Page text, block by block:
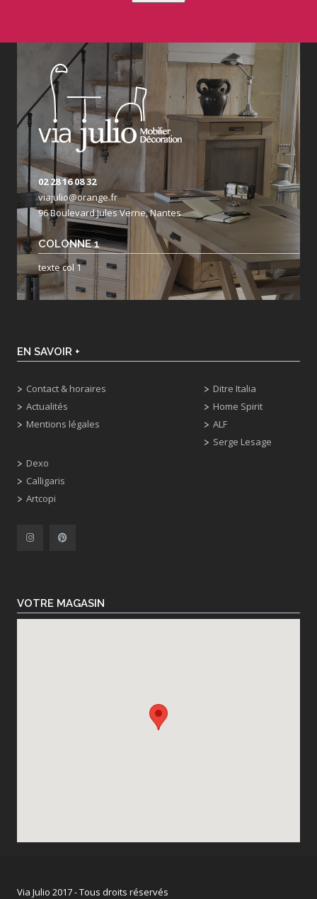
02 28 16 08 32
viajulio@orange.fr
96 Boulevard Jules Verne, Nantes
COLONNE 1
texte col 1
EN SAVOIR +
Contact & horaires
Actualités
Mentions légales
Dexo
Calligaris
Artcopi
Ditre Italia
Home Spirit
ALF
Serge Lesage
VOTRE MAGASIN
Via Julio 2017 - Tous droits réservés